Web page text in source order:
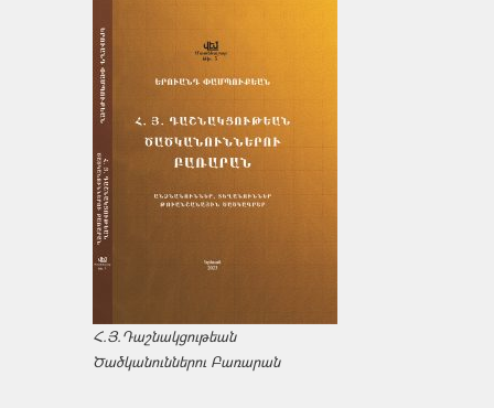
Հ.Յ.Դաշնակցութեան
Ծածկանուններու Բառարան